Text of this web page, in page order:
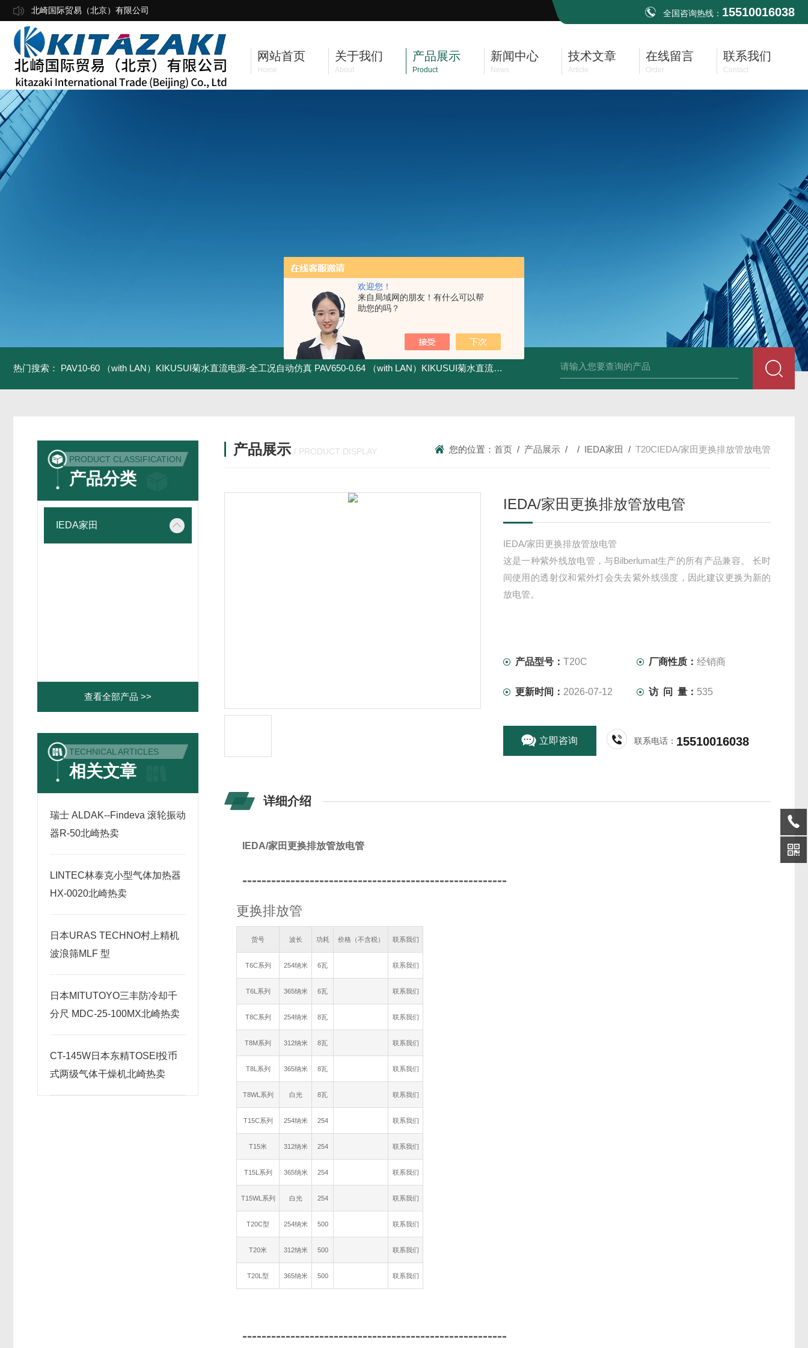
欢迎您！
来自局域网的朋友！有什么可以帮
助您的吗？
北崎国际贸易（北京）有限公司 全国咨询热线： 15510016038
网站首页
Home
关于我们
About
产品展示
Product
新闻中心
News
技术文章
Article
在线留言
Order
联系我们
Contact
热门搜索： PAV10-60 （with LAN）KIKUSUI菊水直流电源-全工况自动仿真 PAV650-0.64 （with LAN）KIKUSUI菊水直流电源-四象限节能测试 PAV320-1.3 （with LAN）KIKUSUI菊水直流电源-故障快
PRODUCT CLASSIFICATION
产品分类
IEDA家田
查看全部产品 >>
TECHNICAL ARTICLES
相关文章
瑞士 ALDAK--Findeva 滚轮振动
器R-50北崎热卖
LINTEC林泰克小型气体加热器
HX-0020北崎热卖
日本URAS TECHNO村上精机
波浪筛MLF 型
日本MITUTOYO三丰防冷却千
分尺 MDC-25-100MX北崎热卖
CT-145W日本东精TOSEI投币
式两级气体干燥机北崎热卖
产品展示 / PRODUCT DISPLAY 您的位置： 首页 / 产品展示 / / IEDA家田 / T20CIEDA/家田更换排放管放电管
IEDA/家田更换排放管放电管
IEDA/家田更换排放管放电管
这是一种紫外线放电管，与Bilberlumat生产的所有产品兼容。 长时
间使用的透射仪和紫外灯会失去紫外线强度，因此建议更换为新的
放电管。
产品型号： T20C 厂商性质：经销商
更新时间： 2026-07-12 访 问 量： 535
立即咨询 联系电话： 15510016038
详细介绍
IEDA/家田更换排放管放电管
-------------------------------------------------------
更换排放管
货号 波长 功耗 价格（不含税） 联系我们
T6C系列 254纳米 6瓦 联系我们
T6L系列 365纳米 6瓦 联系我们
T8C系列 254纳米 8瓦 联系我们
T8M系列 312纳米 8瓦 联系我们
T8L系列 365纳米 8瓦 联系我们
T8WL系列 白光 8瓦 联系我们
T15C系列 254纳米 254 联系我们
T15米 312纳米 254 联系我们
T15L系列 365纳米 254 联系我们
T15WL系列 白光 254 联系我们
T20C型 254纳米 500 联系我们
T20米 312纳米 500 联系我们
T20L型 365纳米 500 联系我们
-------------------------------------------------------